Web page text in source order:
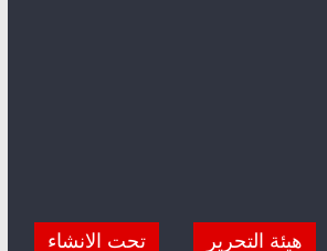
هيئة التحرير تحت الانشاء